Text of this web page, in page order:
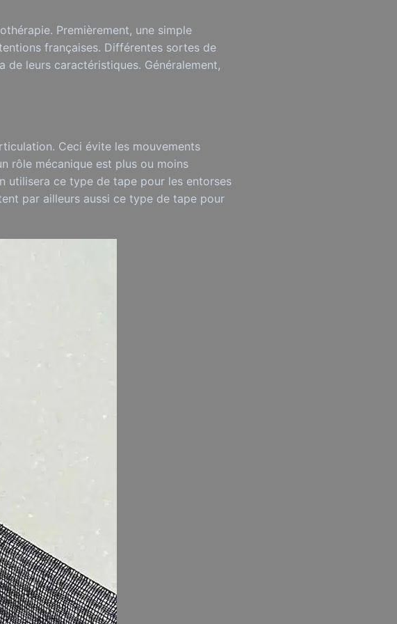
Premièrement, une simple
françaises. Différentes sortes de
leurs caractéristiques. Généralement,
Ceci évite les mouvements
rôle mécanique est plus ou moins
utilisera ce type de tape pour les entorses
par ailleurs aussi ce type de tape pour